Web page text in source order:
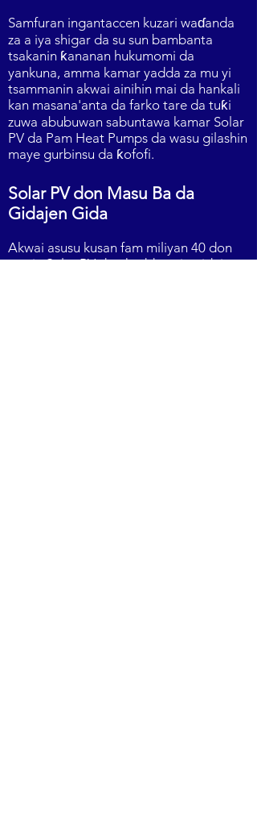
Samfuran ingantaccen kuzari waɗanda
za a iya shigar da su sun bambanta
tsakanin ƙananan hukumomi da
yankuna, amma kamar yadda za mu yi
tsammanin akwai ainihin mai da hankali
kan masana'anta da farko tare da tuƙi
zuwa abubuwan sabuntawa kamar Solar
PV da Pam Heat Pumps da wasu gilashin
maye gurbinsu da ƙofofi.
Solar PV don Masu Ba da
Gidajen Gida
Akwai asusu kusan fam miliyan 40 don
samin Solar PV don kaddarorin gidaje na